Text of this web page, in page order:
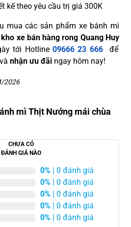
kế theo yêu cầu trị giá 300K
mua các sản phẩm xe bánh mì
kho xe bán hàng rong Quang Huy
tới Hotline 09666 23 666
để
nhận ưu đãi ngay hôm nay!
2026
mì Thịt Nướng mái chùa
CHƯA CÓ
ĐÁNH GIÁ NÀO
0% | 0 đánh giá
0% | 0 đánh giá
0% | 0 đánh giá
0% | 0 đánh giá
0% | 0 đánh giá